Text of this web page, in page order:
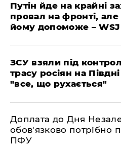
Путін йде на крайні
провал на фронті,
йому допоможе – WSJ
ЗСУ взяли під
трасу росіян на
"все, що рухається"
Доплата до Дня
обов'язково потрібно
ПФУ